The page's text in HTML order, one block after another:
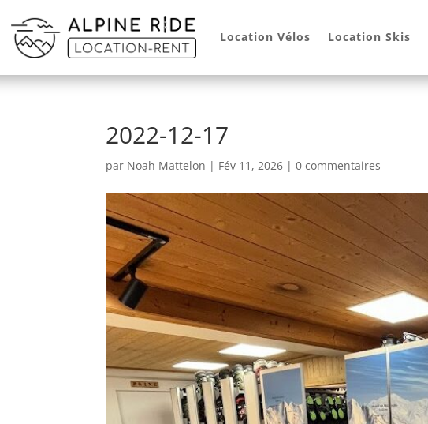
Location Vélos Location Skis
2022-12-17
par Noah Mattelon | Fév 11, 2026 |0 commentaires